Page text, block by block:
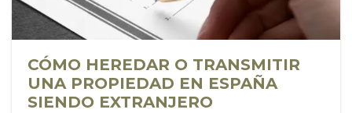
CÓMO HEREDAR O TRANSMITIR
UNA PROPIEDAD EN ESPAÑA
SIENDO EXTRANJERO